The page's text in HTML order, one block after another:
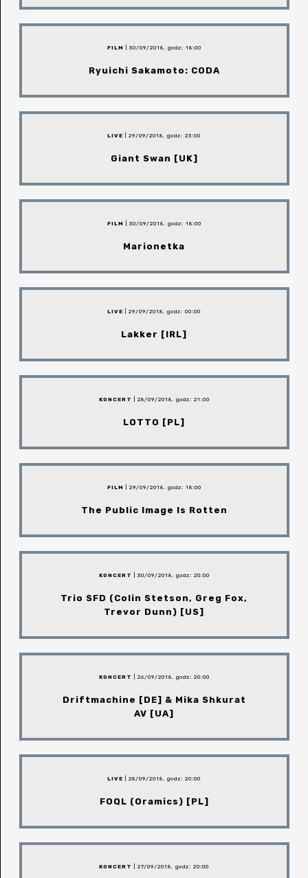
FILM | 30/09/2018, godz: 18:00
Ryuichi Sakamoto: CODA
LIVE | 29/09/2018, godz: 23:00
Giant Swan [UK]
FILM | 30/09/2018, godz: 18:00
Marionetka
LIVE | 29/09/2018, godz: 00:00
Lakker [IRL]
KONCERT | 28/09/2018, godz: 21:00
LOTTO [PL]
FILM | 29/09/2018, godz: 18:00
The Public Image Is Rotten
KONCERT | 30/09/2018, godz: 20:00
Trio SFD (Colin Stetson, Greg Fox,
Trevor Dunn) [US]
KONCERT | 26/09/2018, godz: 20:00
Driftmachine [DE] & Mika Shkurat
AV [UA]
LIVE | 28/09/2018, godz: 20:00
FOQL (Oramics) [PL]
KONCERT | 27/09/2018, godz: 20:00